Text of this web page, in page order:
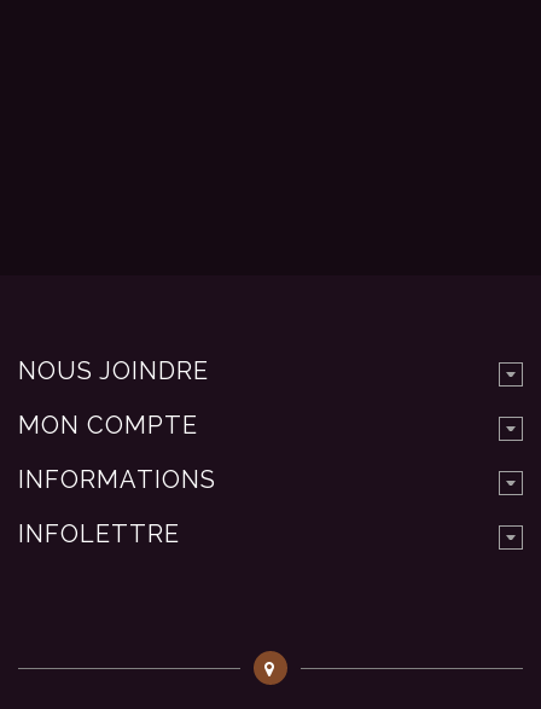
NOUS JOINDRE
MON COMPTE
INFORMATIONS
INFOLETTRE